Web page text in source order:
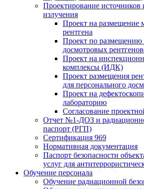
Проектирование
излучения
Проект на размещение
рентгена
Проект по размещению
досмотровых
Проект на
комплексы (ИДК)
Проект размещения
для персонального
Проект на
лабораторию
Согласование
Отчет №1-ДОЗ и
паспорт (РГП)
Сертификация 969
Нормативная документация
Паспорт безопасности
услуг для
Обучение персонала
Обучение радиационной